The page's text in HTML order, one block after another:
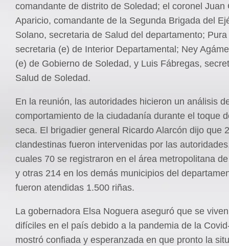
comandante de distrito de Soledad; el coronel Juan
Aparicio, comandante de la Segunda Brigada del
Solano, secretaria de Salud del departamento; Pura
secretaria (e) de Interior Departamental; Ney
(e) de Gobierno de Soledad, y Luis Fábregas,
Salud de Soledad.
En la reunión, las autoridades hicieron un análisis
comportamiento de la ciudadanía durante el toque
seca. El brigadier general Ricardo Alarcón dijo que
clandestinas fueron intervenidas por las
cuales 70 se registraron en el área metropolitana
y otras 214 en los demás municipios del
fueron atendidas 1.500 riñas.
La gobernadora Elsa Noguera aseguró que se
difíciles en el país debido a la pandemia de la
mostró confiada y esperanzada en que pronto la